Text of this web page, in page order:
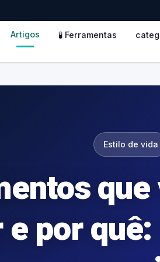
Artigos 🧪 Ferramentas
Estilo de vida
que
por